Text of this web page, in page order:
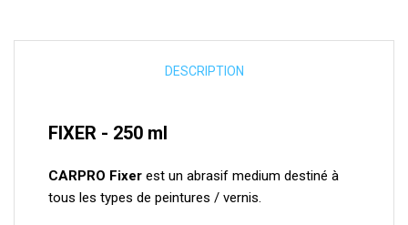
DESCRIPTION
FIXER - 250 ml
CARPRO Fixer est un abrasif medium destiné à
tous les types de peintures / vernis.